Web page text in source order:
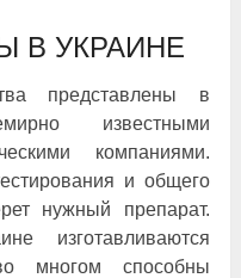
В УКРАИНЕ
представлены в
известными
компаниями.
и общего
нужный препарат.
изготавливаются
многом способны